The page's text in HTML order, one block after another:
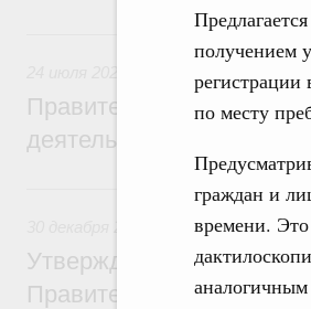
получением
регистрации
по месту
граждан и
времени.
24
Правовые вопросы
Правительство
деятельности
30
Правовые
Утверждён план
Правительства на 2023